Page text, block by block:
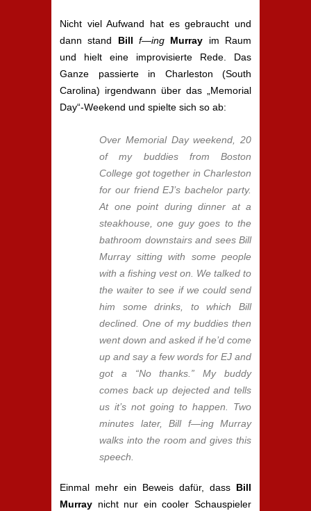
Nicht viel Aufwand hat es gebraucht und
dann stand Bill f—ing Murray im Raum
und hielt eine improvisierte Rede. Das
Ganze passierte in Charleston (South
Carolina) irgendwann über das „Memorial
Day“-Weekend und spielte sich so ab:
Over Memorial Day weekend, 20
of my buddies from Boston
College got together in Charleston
for our friend EJ’s bachelor party.
At one point during dinner at a
steakhouse, one guy goes to the
bathroom downstairs and sees Bill
Murray sitting with some people
with a fishing vest on. We talked to
the waiter to see if we could send
him some drinks, to which Bill
declined. One of my buddies then
went down and asked if he’d come
up and say a few words for EJ and
got a “No thanks.” My buddy
comes back up dejected and tells
us it’s not going to happen. Two
minutes later, Bill f—ing Murray
walks into the room and gives this
speech.
Einmal mehr ein Beweis dafür, dass Bill
Murray nicht nur ein cooler Schauspieler